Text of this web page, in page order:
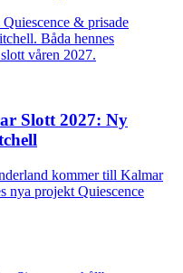
Slott 2027: Ny
kommer till Kalmar
nya projekt Quiescence